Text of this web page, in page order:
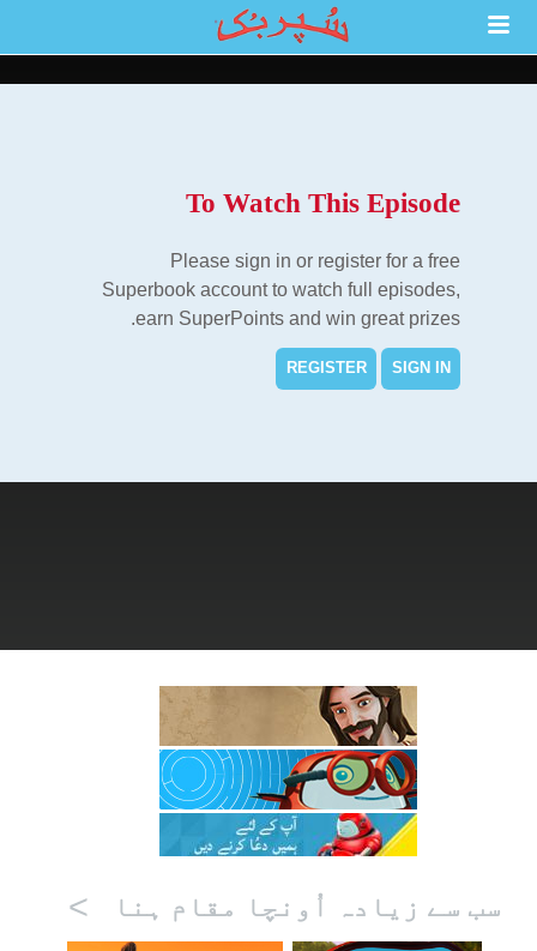
To Watch This Episode
Please sign in or register for a free
Superbook account to watch full episodes,
earn SuperPoints and win great prizes.
SIGN IN
REGISTER
سب سے زیادہ اُونچا مقام ہنا >